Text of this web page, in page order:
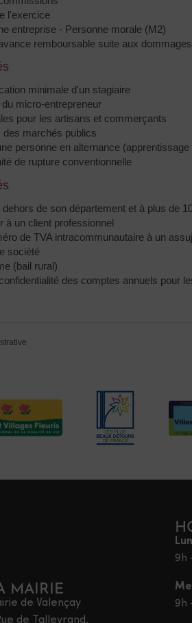
l'exercice
entreprise - Personne morale (M2)
remboursable suite aux
minimale d'un stagiaire
micro-entrepreneur
pour les artisans et commerçants
des marchés publics
personne en alternance
de rupture conventionnelle
de son département et à plus de
à un client professionnel
de TVA intracommunautaire à un
société
(bail rural)
des comptes annuels pour
MAIRIE
de Valençay
de Talleyrand,
9h
9h